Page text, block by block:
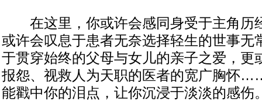
在这里，你或许会感同身受于主角历
或许会叹息于患者无奈选择轻生的世事无
于贯穿始终的父母与女儿的亲子之爱，更
报怨、视救人为天职的医者的宽广胸怀
能戳中你的泪点，让你沉浸于淡淡的感伤